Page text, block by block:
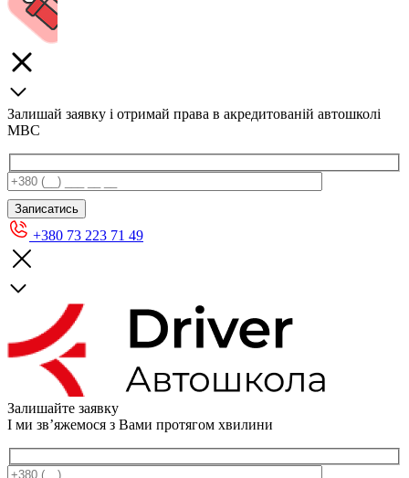
Залишай заявку і отримай права в акредитованій автошколі
МВС
+380 73 223 71 49
Залишайте заявку
І ми звʼяжемося з Вами протягом хвилини